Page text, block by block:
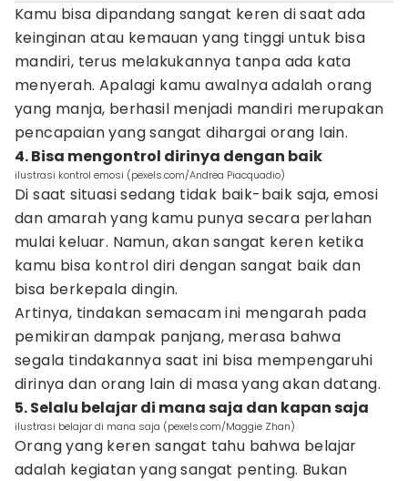
Kamu bisa dipandang sangat keren di saat ada
keinginan atau kemauan yang tinggi untuk bisa
mandiri, terus melakukannya tanpa ada kata
menyerah. Apalagi kamu awalnya adalah orang
yang manja, berhasil menjadi mandiri merupakan
pencapaian yang sangat dihargai orang lain.
4. Bisa mengontrol dirinya dengan baik
ilustrasi kontrol emosi (pexels.com/Andrea Piacquadio)
Di saat situasi sedang tidak baik-baik saja, emosi
dan amarah yang kamu punya secara perlahan
mulai keluar. Namun, akan sangat keren ketika
kamu bisa kontrol diri dengan sangat baik dan
bisa berkepala dingin.
Artinya, tindakan semacam ini mengarah pada
pemikiran dampak panjang, merasa bahwa
segala tindakannya saat ini bisa mempengaruhi
dirinya dan orang lain di masa yang akan datang.
5. Selalu belajar di mana saja dan kapan saja
ilustrasi belajar di mana saja (pexels.com/Maggie Zhan)
Orang yang keren sangat tahu bahwa belajar
adalah kegiatan yang sangat penting. Bukan